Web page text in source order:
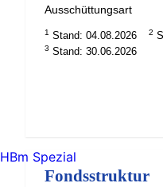
Ausschüttungsart
1 Stand: 04.08.2026 2
3 Stand: 30.06.2026
Fondsstruktur
HBm Spezial